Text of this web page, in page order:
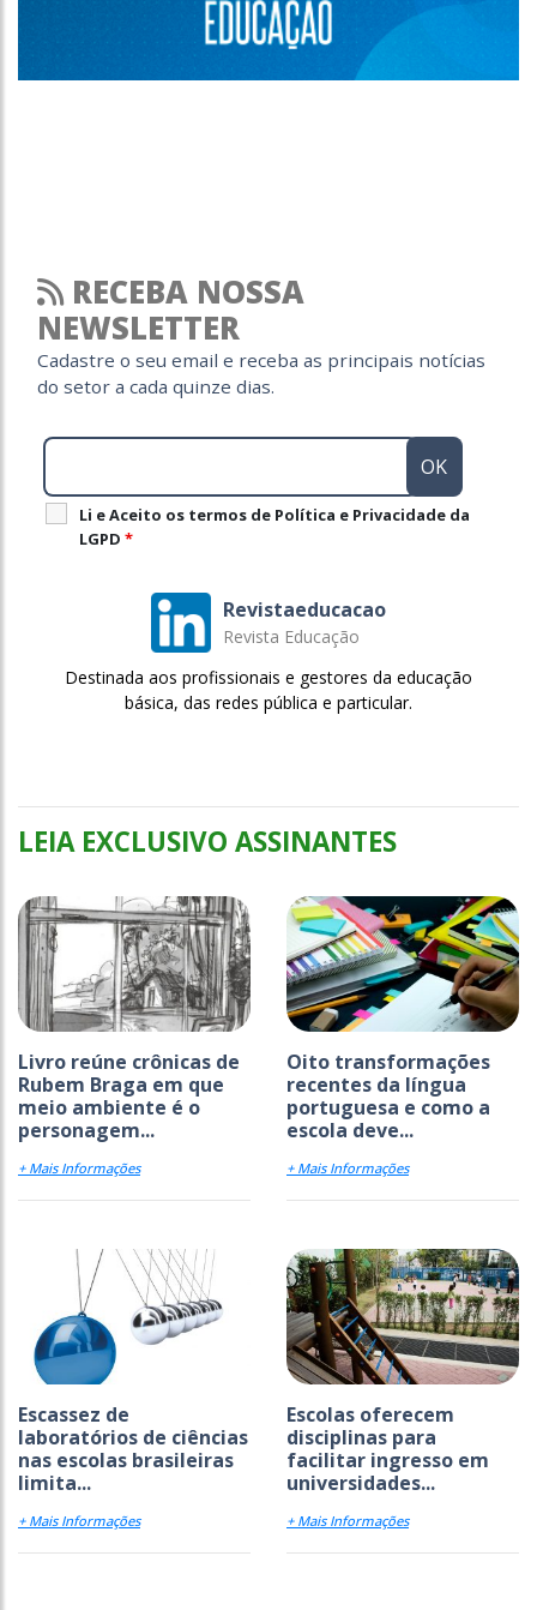
RECEBA NOSSA
NEWSLETTER
Cadastre o seu email e receba as principais notícias
do setor a cada quinze dias.
Li e Aceito os termos de Política e Privacidade da
LGPD *
Revistaeducacao
Revista Educação
Destinada aos profissionais e gestores da educação
básica, das redes pública e particular.
LEIA EXCLUSIVO ASSINANTES
Livro reúne crônicas de
Rubem Braga em que
meio ambiente é o
personagem...
+ Mais Informações
Oito transformações
recentes da língua
portuguesa e como a
escola deve...
+ Mais Informações
Escassez de
laboratórios de ciências
nas escolas brasileiras
limita...
+ Mais Informações
Escolas oferecem
disciplinas para
facilitar ingresso em
universidades...
+ Mais Informações